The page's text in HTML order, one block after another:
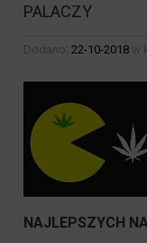
PALACZY
Dodano: 22-10-2018 w
NAJLEPSZYCH